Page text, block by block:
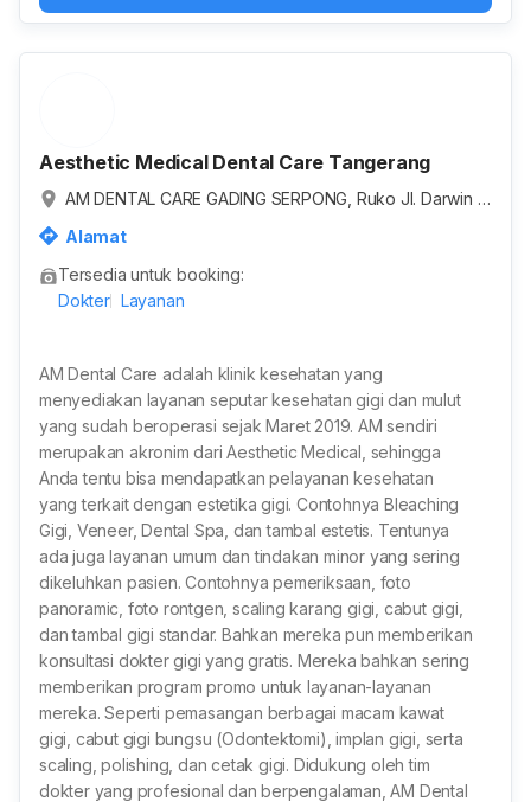
Aesthetic Medical Dental Care Tangerang
AM DENTAL CARE GADING SERPONG, Ruko Jl. Darwin T
Alamat
Tersedia untuk booking:
Dokter Layanan
AM Dental Care adalah klinik kesehatan yang
menyediakan layanan seputar kesehatan gigi dan mulut
yang sudah beroperasi sejak Maret 2019. AM sendiri
merupakan akronim dari Aesthetic Medical, sehingga
Anda tentu bisa mendapatkan pelayanan kesehatan
yang terkait dengan estetika gigi. Contohnya Bleaching
Gigi, Veneer, Dental Spa, dan tambal estetis. Tentunya
ada juga layanan umum dan tindakan minor yang sering
dikeluhkan pasien. Contohnya pemeriksaan, foto
panoramic, foto rontgen, scaling karang gigi, cabut gigi,
dan tambal gigi standar. Bahkan mereka pun memberikan
konsultasi dokter gigi yang gratis. Mereka bahkan sering
memberikan program promo untuk layanan-layanan
mereka. Seperti pemasangan berbagai macam kawat
gigi, cabut gigi bungsu (Odontektomi), implan gigi, serta
scaling, polishing, dan cetak gigi. Didukung oleh tim
dokter yang profesional dan berpengalaman, AM Dental